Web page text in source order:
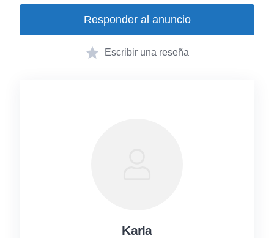
Responder al anuncio
Escribir una reseña
Karla